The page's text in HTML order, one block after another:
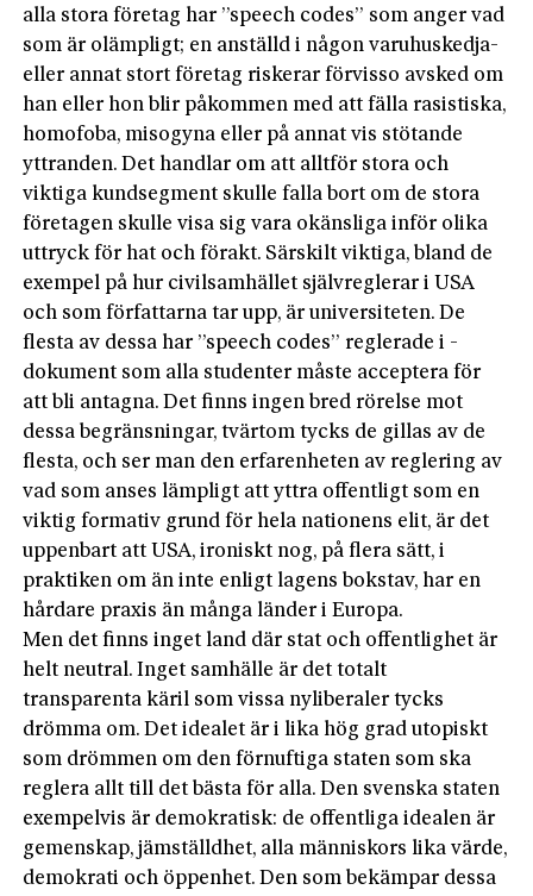
alla stora företag har ”speech codes” som anger vad
som är olämpligt; en anställd i någon varuhuskedja­
eller annat stort företag riskerar förvisso avsked om
han eller hon blir påkommen med att fälla rasistiska,
homofoba, misogyna eller på annat vis stötande
yttranden. Det handlar om att alltför stora och
viktiga kundsegment skulle falla bort om de stora
företagen skulle visa sig vara okänsliga inför olika
uttryck för hat och förakt. Särskilt viktiga, bland de
exempel på hur civilsamhället självreglerar i USA
och som författarna tar upp, är universiteten. De
flesta av dessa har ”speech codes” reglerade i ­
dokument som alla studenter måste ­acceptera för
att bli antagna. Det finns ­ingen bred rörelse mot
dessa begränsningar, tvärtom tycks de gillas av de
flesta, och ser man den erfarenheten av reglering av
vad som anses lämpligt att yttra offentligt som en
viktig formativ grund för hela nationens elit, är det
uppenbart att USA, ironiskt nog, på flera sätt, i
praktiken om än inte enligt lagens bokstav, har en
hårdare praxis än många länder i Europa.
Men det finns inget land där stat och ­of­fentlighet är
helt neutral. Inget samhälle är det totalt
transparenta käril som vissa nyliberaler tycks
drömma om. Det idea­let är i lika hög grad utopiskt
som drömmen om den förnuftiga staten som ska
reglera allt till det bästa för alla. Den svenska staten
exempelvis är demokratisk: de ­of­fentliga idealen är
gemenskap, jämställdhet, ­alla människors lika värde,
demokrati och ­öppenhet. Den som bekämpar dessa